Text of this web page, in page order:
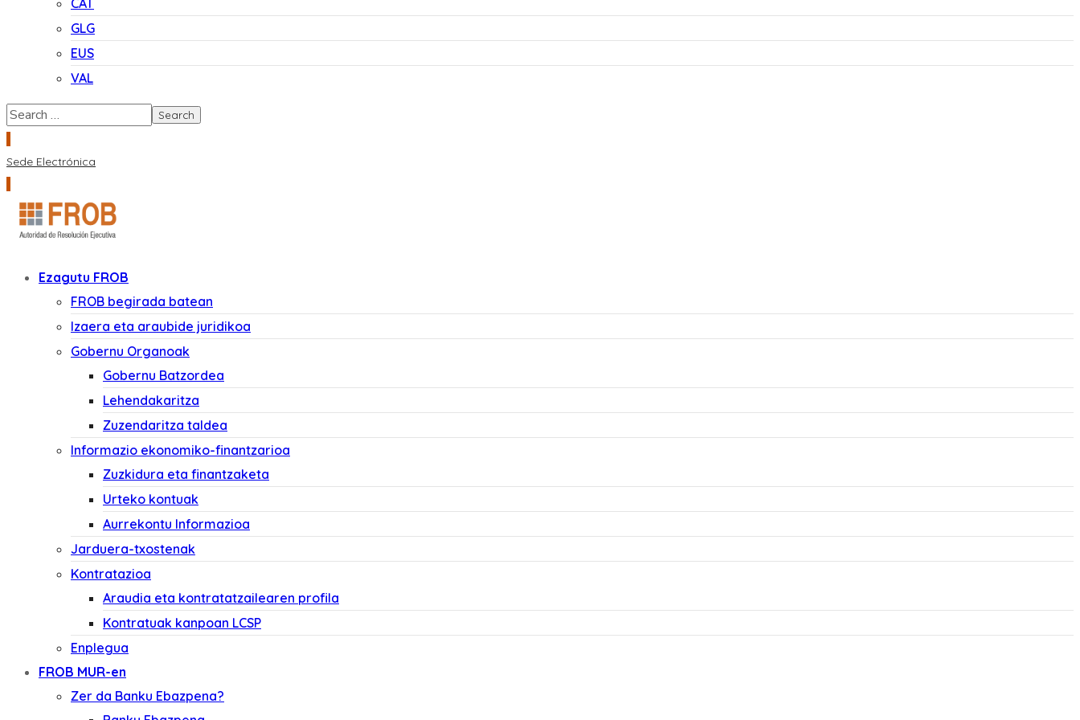
CAT
GLG
EUS
VAL
Sede Electrónica
Ezagutu FROB
FROB begirada batean
Izaera eta araubide juridikoa
Gobernu Organoak
Gobernu Batzordea
Lehendakaritza
Zuzendaritza taldea
Informazio ekonomiko-finantzarioa
Zuzkidura eta finantzaketa
Urteko kontuak
Aurrekontu Informazioa
Jarduera-txostenak
Kontratazioa
Araudia eta kontratatzailearen profila
Kontratuak kanpoan LCSP
Enplegua
FROB MUR-en
Zer da Banku Ebazpena?